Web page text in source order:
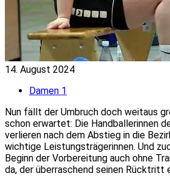
14. August 2024
Damen 1
Nun fällt der Umbruch doch weitaus
schon erwartet: Die Handballerinnen
verlieren nach dem Abstieg in die
wichtige Leistungsträgerinnen. Und
Beginn der Vorbereitung auch ohne
da, der überraschend seinen Rücktritt